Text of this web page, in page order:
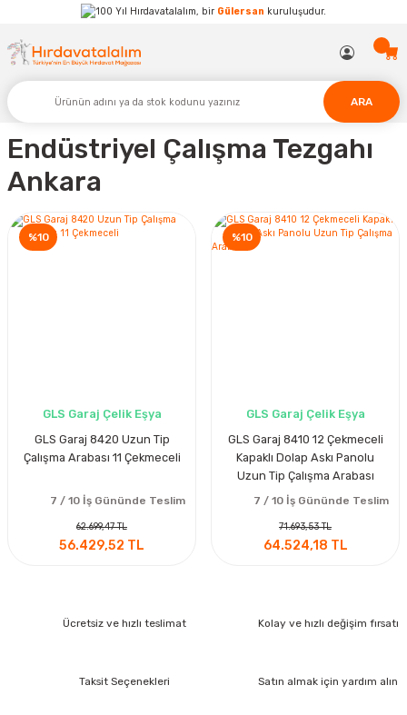
Hırdavatalalım, bir Gülersan kuruluşudur.
ARA
Endüstriyel Çalışma Tezgahı
Ankara
%10
GLS Garaj Çelik Eşya
GLS Garaj 8420 Uzun Tip
Çalışma Arabası 11 Çekmeceli
7 / 10 İş Gününde Teslim
62.699,47 TL
56.429,52 TL
%10
GLS Garaj Çelik Eşya
GLS Garaj 8410 12 Çekmeceli
Kapaklı Dolap Askı Panolu
Uzun Tip Çalışma Arabası
7 / 10 İş Gününde Teslim
71.693,53 TL
64.524,18 TL
Ücretsiz ve hızlı teslimat Kolay ve hızlı değişim fırsatı
Taksit Seçenekleri Satın almak için yardım alın